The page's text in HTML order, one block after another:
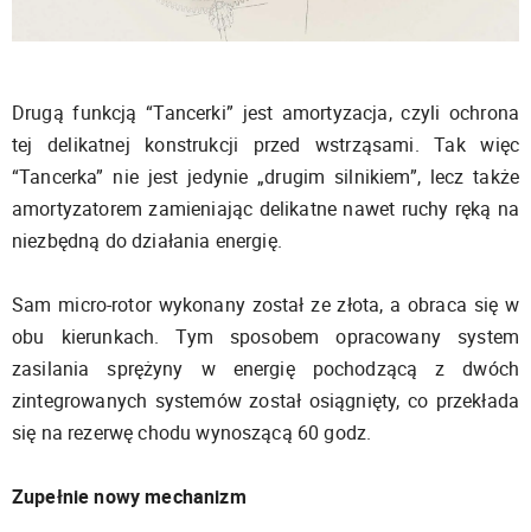
Drugą funkcją “Tancerki” jest amortyzacja, czyli ochrona
tej delikatnej konstrukcji przed wstrząsami. Tak więc
“Tancerka” nie jest jedynie „drugim silnikiem”, lecz także
amortyzatorem zamieniając delikatne nawet ruchy ręką na
niezbędną do działania energię.
Sam micro-rotor wykonany został ze złota, a obraca się w
obu kierunkach. Tym sposobem opracowany system
zasilania sprężyny w energię pochodzącą z dwóch
zintegrowanych systemów został osiągnięty, co przekłada
się na rezerwę chodu wynoszącą 60 godz.
Zupełnie nowy mechanizm